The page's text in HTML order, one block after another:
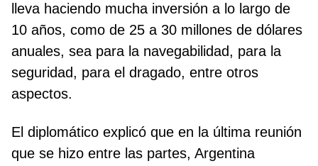
lleva haciendo mucha inversión a lo largo de
10 años, como de 25 a 30 millones de dólares
anuales, sea para la navegabilidad, para la
seguridad, para el dragado, entre otros
aspectos.
El diplomático explicó que en la última reunión
que se hizo entre las partes, Argentina